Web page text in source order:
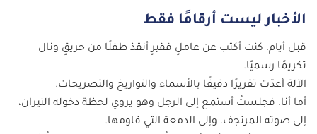
الأخبار ليست أرقامًا فقط
قبل أيام، كنت أكتب عن عاملٍ فقيرٍ أنقذ طفلًا من حريقٍ ونال
تكريمًا رسميًا.
الآلة أعدّت تقريرًا دقيقًا بالأسماء والتواريخ والتصريحات.
أما أنا، فجلستُ أستمع إلى الرجل وهو يروي لحظة دخوله النيران،
إلى صوته المرتجف، وإلى الدمعة التي قاومها.